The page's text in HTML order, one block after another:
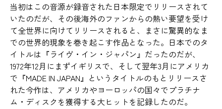
当初はこの音源が録音された日本限定でリリースされて
いたのだが、その後海外のファンからの熱い要望を受け
て全世界に向けてリリースされると、まさに驚異的なま
での世界的現象を巻き起こす作品となった。日本でのタ
イトルは『ライヴ・イン・ジャパン』だったのだが、
1972年12月にまずイギリスで、そして翌年3月にアメリカ
で『MADE IN JAPAN』というタイトルのもとリリースさ
れた今作は、アメリカやヨーロッパの国々でプラチナ
ム・ディスクを獲得する大ヒットを記録したのだ。